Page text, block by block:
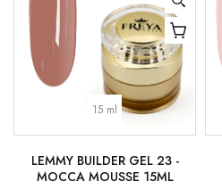
15 ml
LEMMY BUILDER GEL 23 -
MOCCA MOUSSE 15ML